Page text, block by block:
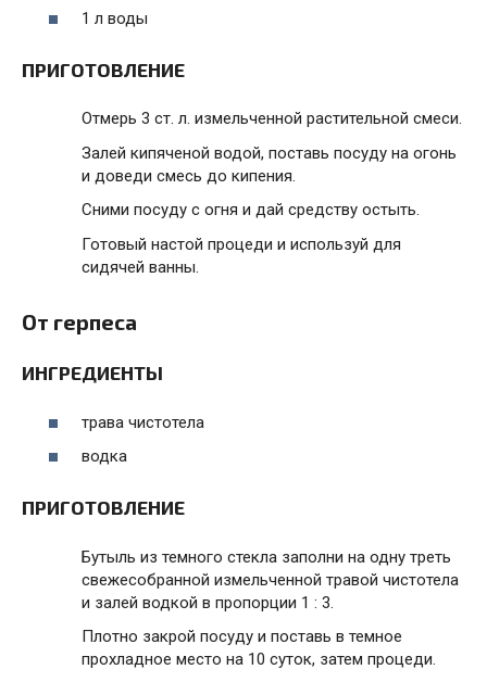
1 л воды
ПРИГОТОВЛЕНИЕ
Отмерь 3 ст. л. измельченной растительной смеси.
Залей кипяченой водой, поставь посуду на огонь
и доведи смесь до кипения.
Сними посуду с огня и дай средству остыть.
Готовый настой процеди и используй для
сидячей ванны.
От герпеса
ИНГРЕДИЕНТЫ
трава чистотела
водка
ПРИГОТОВЛЕНИЕ
Бутыль из темного стекла заполни на одну треть
свежесобранной измельченной травой чистотела
и залей водкой в пропорции 1 : 3.
Плотно закрой посуду и поставь в темное
прохладное место на 10 суток, затем процеди.